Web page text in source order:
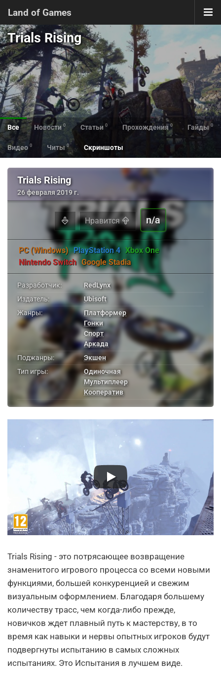
Land of Games
Trials Rising
Все Новости 0 Статьи 0 Прохождения 0 Гайды 0
Видео 0 Читы 0 Скриншоты
Trials Rising
26 февраля 2019 г.
Нравится n/a
PC (Windows) PlayStation 4 Xbox One
Nintendo Switch Google Stadia
Разработчик:
RedLynx
Издатель:
Ubisoft
Жанры:
Платформер
Гонки
Спорт
Аркада
Поджанры:
Экшен
Тип игры:
Одиночная
Мультиплеер
Кооператив
Trials Rising - это потрясающее возвращение
знаменитого игрового процесса со всеми новыми
функциями, большей конкуренцией и свежим
визуальным оформлением. Благодаря большему
количеству трасс, чем когда-либо прежде,
новичков ждет плавный путь к мастерству, в то
время как навыки и нервы опытных игроков будут
подвергнуты испытанию в самых сложных
испытаниях. Это Испытания в лучшем виде.